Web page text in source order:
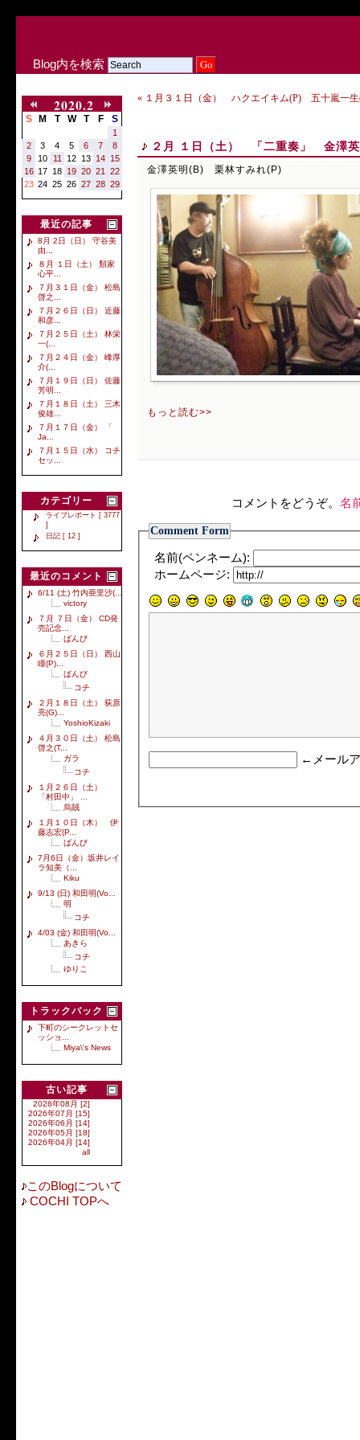
Blog内を検索
2020.2
S M T W T F S
1
2
3 4 5 6 7
8
9
10 11 12 13 14 15
16 17 18 19 20 21
22
23 24 25 26 27 28 29
最近の記事
8月 2日（日） 守谷美
由...
８月 １日（土） 類家
心平...
７月３１日（金） 松島
啓之...
７月２６日（日） 近藤
和彦...
７月２５日（土） 林栄
一(...
７月２４日（金） 峰厚
介(...
７月１９日（日） 佐藤
芳明...
７月１８日（土） 三木
俊雄...
７月１７日（金） 「
Ja...
７月１５日（水） コチ
セッ...
カテゴリー
ライブレポート [ 3777
]
日記 [ 12 ]
最近のコメント
6/11 (土) 竹内亜里沙(...
victory
７月 ７日（金） CD発
売記念...
ばんび
６月２５日（日） 西山
瞳(P)...
ばんび
コチ
２月１８日（土） 荻原
亮(G)...
YoshioKizaki
４月３０日（土） 松島
啓之(T...
ガラ
コチ
１月２６日（土）
「村田中」 ...
烏賊
１月１０日（木） 伊
藤志宏(P...
ばんび
7月6日（金）坂井レイ
ラ知美（...
Kiku
9/13 (日) 和田明(Vo...
明
コチ
4/03 (金) 和田明(Vo...
あきら
コチ
ゆりこ
トラックバック
下町のシークレットセ
ッショ...
Miya\'s News
古い記事
2026年08月 [2]
2026年07月 [15]
2026年06月 [14]
2026年05月 [18]
2026年04月 [14]
all
このBlogについて
COCHI TOPへ
« １月３１日（金） ハクエイキム(P) 五十嵐一
２月 １日（土） 「二重奏」 金澤
金澤英明(B) 栗林すみれ(P)
もっと読む>>
コメントをどうぞ。 名
Comment Form
名前(ペンネーム):
ホームページ:
←メール